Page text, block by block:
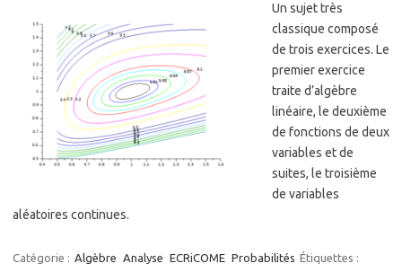
Un sujet très
classique composé
de trois exercices. Le
premier exercice
traite d’algèbre
linéaire, le deuxième
de fonctions de deux
variables et de
suites, le troisième
de variables
aléatoires continues.
Catégorie : Algèbre Analyse ECRiCOME Probabilités Étiquettes :